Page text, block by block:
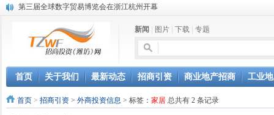
第三届全球数字贸易博览会在浙江杭州开幕
潍坊招商局讯：2024中日韩产业合作发展论坛开幕
昌乐大项目“拔节生长”赋能高质量发展
格润麦尔高端淀粉预混料智能制造项目顺利通过验收
潍坊招商局转：潍坊的冬日“秋景”
潍坊招商局转：潍坊历史名人--燕肃
新闻 图片 下载 专题
首页 关于我们 最新动态 招商引资 商业地产招商 工业
首页 > 招商引资 > 外商投资信息 > 标签： 家居 总共有 2 条记录